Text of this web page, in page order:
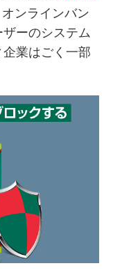
ンラインバン
ーのシステム
業はごく一部